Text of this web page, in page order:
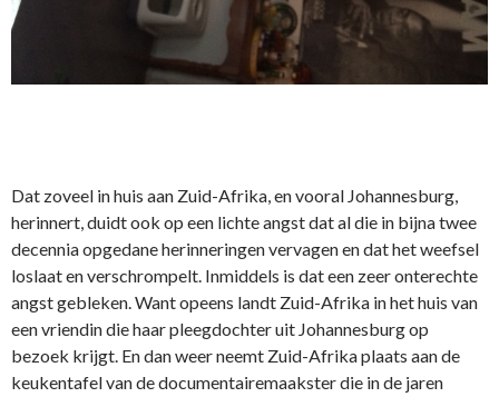
Dat zoveel in huis aan Zuid-Afrika, en vooral Johannesburg,
herinnert, duidt ook op een lichte angst dat al die in bijna twee
decennia opgedane herinneringen vervagen en dat het weefsel
loslaat en verschrompelt. Inmiddels is dat een zeer onterechte
angst gebleken. Want opeens landt Zuid-Afrika in het huis van
een vriendin die haar pleegdochter uit Johannesburg op
bezoek krijgt. En dan weer neemt Zuid-Afrika plaats aan de
keukentafel van de documentairemaakster die in de jaren